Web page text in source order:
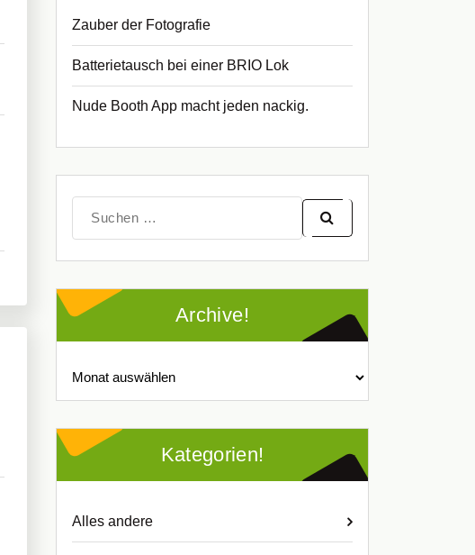
Zauber der Fotografie
Batterietausch bei einer BRIO Lok
Nude Booth App macht jeden nackig.
nach:
Archive!
Kategorien!
Alles andere